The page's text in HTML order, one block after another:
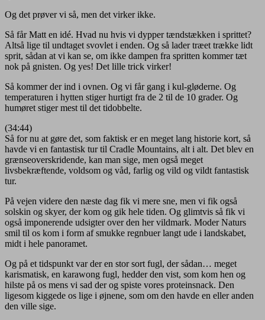
Og det prøver vi så, men det virker ikke.
Så får Matt en idé. Hvad nu hvis vi dypper tændstækken i sprittet?
Altså lige til undtaget svovlet i enden. Og så lader træet trække lidt
sprit, sådan at vi kan se, om ikke dampen fra spritten kommer tæt
nok på gnisten. Og yes! Det lille trick virker!
Så kommer der ind i ovnen. Og vi får gang i kul-gløderne. Og
temperaturen i hytten stiger hurtigt fra de 2 til de 10 grader. Og
humøret stiger mest til det tidobbelte.
(34:44)
Så for nu at gøre det, som faktisk er en meget lang historie kort, så
havde vi en fantastisk tur til Cradle Mountains, alt i alt. Det blev en
grænseoverskridende, kan man sige, men også meget
livsbekræftende, voldsom og våd, farlig og vild og vildt fantastisk
tur.
På vejen videre den næste dag fik vi mere sne, men vi fik også
solskin og skyer, der kom og gik hele tiden. Og glimtvis så fik vi
også imponerende udsigter over den her vildmark. Moder Naturs
smil til os kom i form af smukke regnbuer langt ude i landskabet,
midt i hele panoramet.
Og på et tidspunkt var der en stor sort fugl, der sådan… meget
karismatisk, en karawong fugl, hedder den vist, som kom hen og
hilste på os mens vi sad der og spiste vores proteinsnack. Den
ligesom kiggede os lige i øjnene, som om den havde en eller anden
den ville sige.